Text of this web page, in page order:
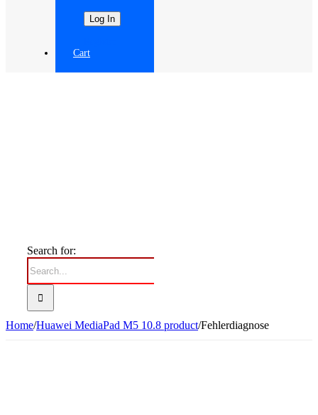
Cart
Search for:
Home/Huawei MediaPad M5 10.8 product/Fehlerdiagnose